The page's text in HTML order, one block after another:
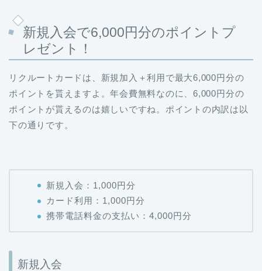
新規入会で6,000円分のポイントプ
レゼント！
リクルートカードは、新規加入＋利用で最大6,000円分の
ポイントを貰えますよ。年会費無料なのに、6,000円分の
ポイントが貰えるのは嬉しいですね。ポイントの内訳は以
下の通りです。
新規入会：1,000円分
カード利用：1,000円分
携帯電話料金の支払い：4,000円分
新規入会